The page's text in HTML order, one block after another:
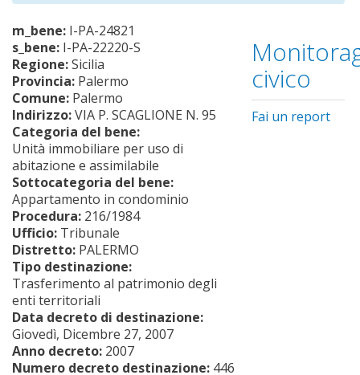
m_bene: I-PA-24821
s_bene: I-PA-22220-S
Regione:Sicilia
Provincia: Palermo
Comune: Palermo
Indirizzo:VIA P. SCAGLIONE N. 95
Categoria del bene:
Unità immobiliare per uso di
abitazione e assimilabile
Sottocategoria del bene:
Appartamento in condominio
Procedura: 216/1984
Ufficio: Tribunale
Distretto: PALERMO
Tipo destinazione:
Trasferimento al patrimonio degli
enti territoriali
Data decreto di destinazione:
Giovedì, Dicembre 27, 2007
Anno decreto: 2007
Numero decreto destinazione: 446
civico
Fai un report